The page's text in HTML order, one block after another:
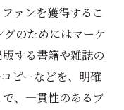
ァンを獲得するこ
のためにはマーケ
する書籍や雑誌の
ピーなどを、明確
、一貫性のあるブ